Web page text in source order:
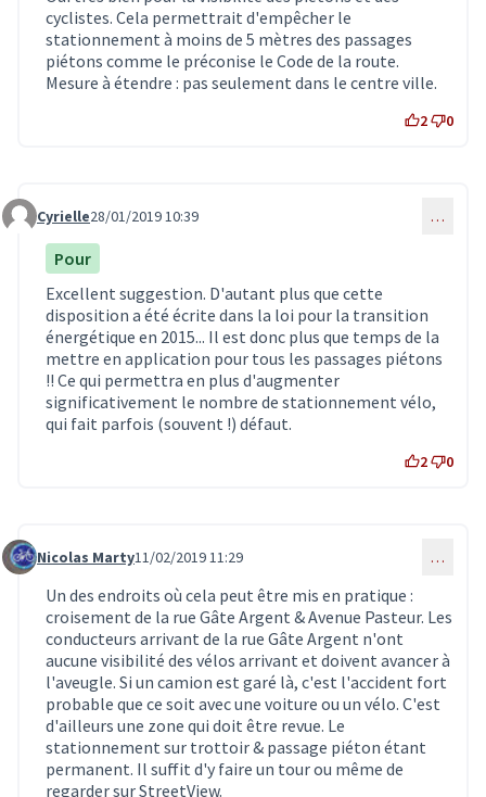
cyclistes. Cela permettrait d'empêcher le
stationnement à moins de 5 mètres des passages
piétons comme le préconise le Code de la route.
Mesure à étendre : pas seulement dans le centre ville.
2 0
Commentaire 1193
Cyrielle28/01/2019 10:39 …
Pour
Excellent suggestion. D'autant plus que cette
disposition a été écrite dans la loi pour la transition
énergétique en 2015... Il est donc plus que temps de la
mettre en application pour tous les passages piétons
!! Ce qui permettra en plus d'augmenter
significativement le nombre de stationnement vélo,
qui fait parfois (souvent !) défaut.
2 0
Commentaire 1262
Nicolas Marty11/02/2019 11:29 …
Un des endroits où cela peut être mis en pratique :
croisement de la rue Gâte Argent & Avenue Pasteur. Les
conducteurs arrivant de la rue Gâte Argent n'ont
aucune visibilité des vélos arrivant et doivent avancer à
l'aveugle. Si un camion est garé là, c'est l'accident fort
probable que ce soit avec une voiture ou un vélo. C'est
d'ailleurs une zone qui doit être revue. Le
stationnement sur trottoir & passage piéton étant
permanent. Il suffit d'y faire un tour ou même de
regarder sur StreetView.